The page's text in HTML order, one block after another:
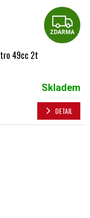
ZDARMA
49cc 2t
Skladem
DETAIL